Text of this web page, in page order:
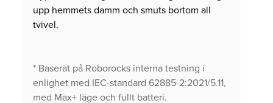
upp hemmets damm och smuts bortom all
tvivel.
* Baserat på Roborocks interna testning i
enlighet med IEC-standard 62885-2:2021/5.11,
med Max+ läge och fullt batteri.